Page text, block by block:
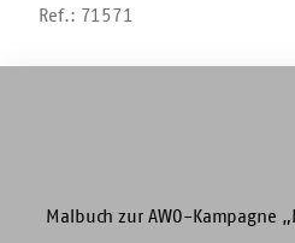
Ref.: 71571